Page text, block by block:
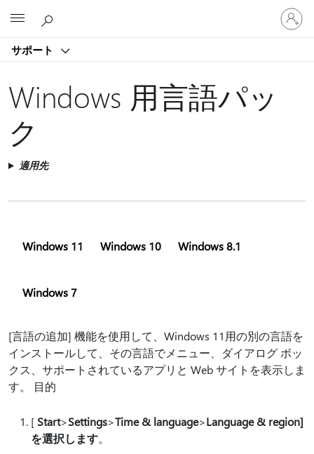
サポート
ア
カ
ウ
Windows 用言語パッ
ク
適用先
Windows 11 Windows 10 Windows 8.1
Windows 7
[言語の追加] 機能を使用して、Windows 11用の別の言語を
インストールして、その言語でメニュー、ダイアログ ボッ
クス、サポートされているアプリと Web サイトを表示しま
す。 目的
[ Start>Settings>Time & language>Language & region]
を選択します。